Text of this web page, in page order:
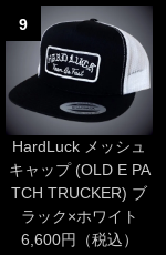
9
HardLuck メッシュ
キャップ (OLD E PA
TCH TRUCKER) ブ
ラック×ホワイト
6,600円（税込）